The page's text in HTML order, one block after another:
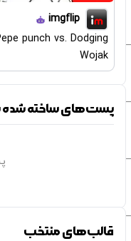
imgflip
punch vs. Dodging
Wojak
پست‌های ساخته شده
قالب‌های منتخب